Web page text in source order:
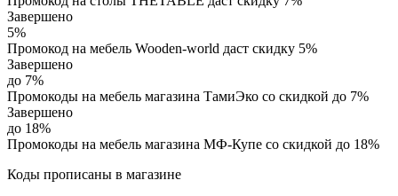
Завершено
5%
Промокод на мебель Wooden-world даст скидку 5%
Завершено
до 7%
Промокоды на мебель магазина ТамиЭко со скидкой до 7%
Завершено
до 18%
Промокоды на мебель магазина МФ-Купе со скидкой до 18%
Коды прописаны в магазине